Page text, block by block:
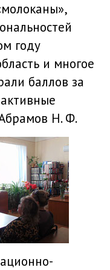
году
и многое
баллов за
Н. Ф.